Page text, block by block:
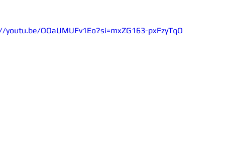
OOaUMUFv1Eo?si=mxZG163-pxFzyTqO